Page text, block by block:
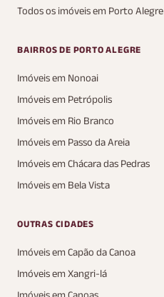
Todos os imóveis em Porto Alegre
BAIRROS DE PORTO ALEGRE
Imóveis em Nonoai
Imóveis em Petrópolis
Imóveis em Rio Branco
Imóveis em Passo da Areia
Imóveis em Chácara das Pedras
Imóveis em Bela Vista
OUTRAS CIDADES
Imóveis em Capão da Canoa
Imóveis em Xangri-lá